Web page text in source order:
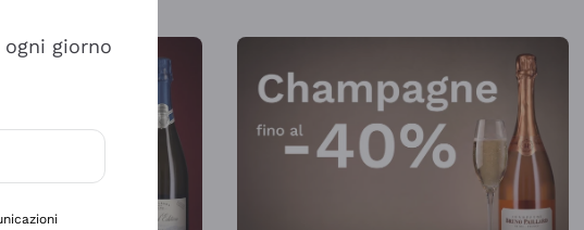
giorno
comunicazioni e offerte personalizzate